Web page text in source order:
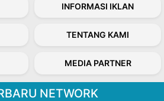
INFORMASI IKLAN
TENTANG KAMI
MEDIA PARTNER
NETWORK